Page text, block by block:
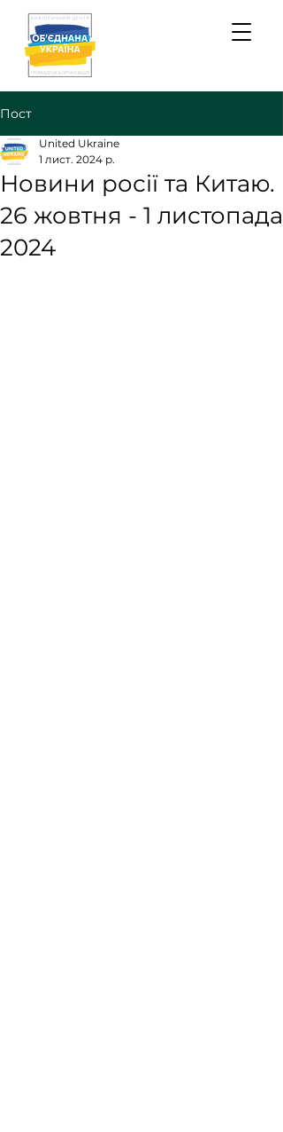
Пост
Новини росії та Китаю.
26 жовтня - 1 листопада
2024
United Ukraine
1 лист. 2024 р.